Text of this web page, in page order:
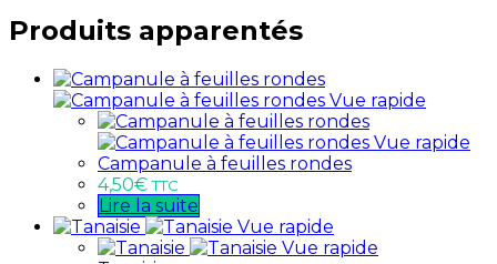
Produits apparentés
Vue rapide
Vue rapide
Campanule à feuilles rondes
4,50€ TTC
Lire la suite
Vue rapide
Vue rapide